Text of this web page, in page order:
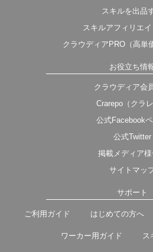
スキルを出品
スキルアフィリエ
クラウディアPRO（高単
お役立ち情
クラウディア会
Crarepo（クラレ
公式Facebook
公式Twitter
掲載メディア様
サイトマッ
サポート
ご利用ガイド はじめての方へ
ワーカー用ガイド ス